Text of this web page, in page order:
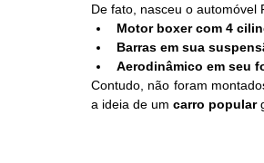
De fato, nasceu o automóvel
Motor boxer com 4
Barras em sua
Aerodinâmico em seu
Contudo, não foram
a ideia de um carro popular